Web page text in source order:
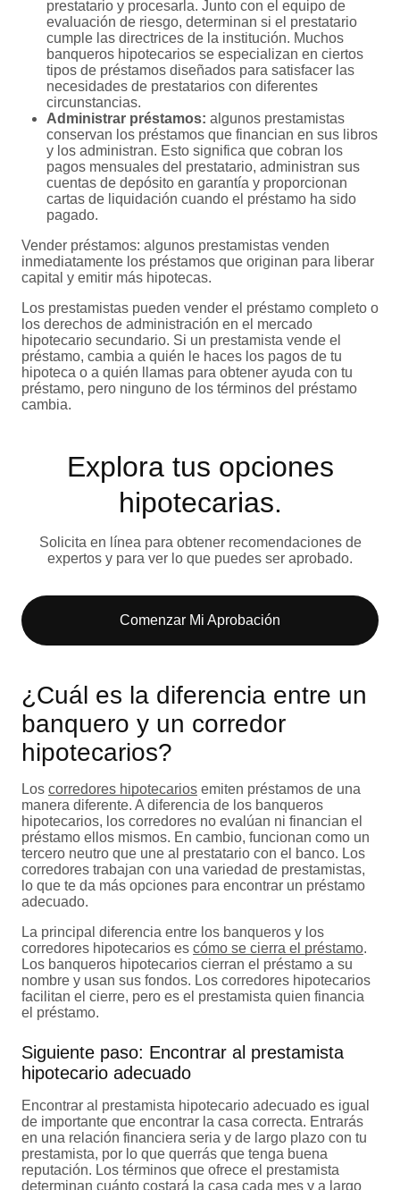
prestatario y procesarla. Junto con el equipo de
evaluación de riesgo, determinan si el prestatario
cumple las directrices de la institución. Muchos
banqueros hipotecarios se especializan en ciertos
tipos de préstamos diseñados para satisfacer las
necesidades de prestatarios con diferentes
circunstancias.
Administrar préstamos: algunos prestamistas
conservan los préstamos que financian en sus libros
y los administran. Esto significa que cobran los
pagos mensuales del prestatario, administran sus
cuentas de depósito en garantía y proporcionan
cartas de liquidación cuando el préstamo ha sido
pagado.
Vender préstamos: algunos prestamistas venden
inmediatamente los préstamos que originan para liberar
capital y emitir más hipotecas.
Los prestamistas pueden vender el préstamo completo o
los derechos de administración en el mercado
hipotecario secundario. Si un prestamista vende el
préstamo, cambia a quién le haces los pagos de tu
hipoteca o a quién llamas para obtener ayuda con tu
préstamo, pero ninguno de los términos del préstamo
cambia.
Explora tus opciones
hipotecarias.
Solicita en línea para obtener recomendaciones de
expertos y para ver lo que puedes ser aprobado.
Comenzar Mi Aprobación
¿Cuál es la diferencia entre un
banquero y un corredor
hipotecarios?
Los corredores hipotecarios emiten préstamos de una
manera diferente. A diferencia de los banqueros
hipotecarios, los corredores no evalúan ni financian el
préstamo ellos mismos. En cambio, funcionan como un
tercero neutro que une al prestatario con el banco. Los
corredores trabajan con una variedad de prestamistas,
lo que te da más opciones para encontrar un préstamo
adecuado.
La principal diferencia entre los banqueros y los
corredores hipotecarios es cómo se cierra el préstamo.
Los banqueros hipotecarios cierran el préstamo a su
nombre y usan sus fondos. Los corredores hipotecarios
facilitan el cierre, pero es el prestamista quien financia
el préstamo.
Siguiente paso: Encontrar al prestamista
hipotecario adecuado
Encontrar al prestamista hipotecario adecuado es igual
de importante que encontrar la casa correcta. Entrarás
en una relación financiera seria y de largo plazo con tu
prestamista, por lo que querrás que tenga buena
reputación. Los términos que ofrece el prestamista
determinan cuánto costará la casa cada mes y a largo